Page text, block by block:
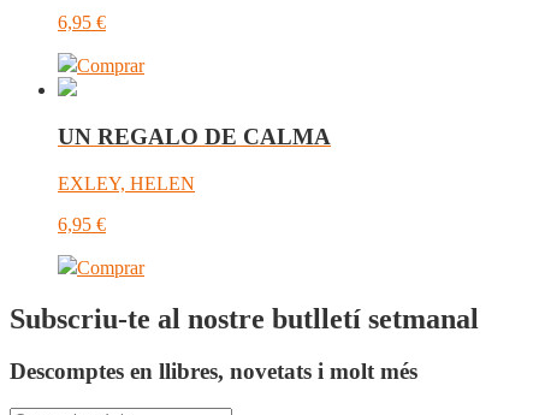
6,95 €
Comprar
UN REGALO DE CALMA
EXLEY, HELEN
6,95 €
Comprar
Subscriu-te al nostre butlletí setmanal
Descomptes en llibres, novetats i molt més